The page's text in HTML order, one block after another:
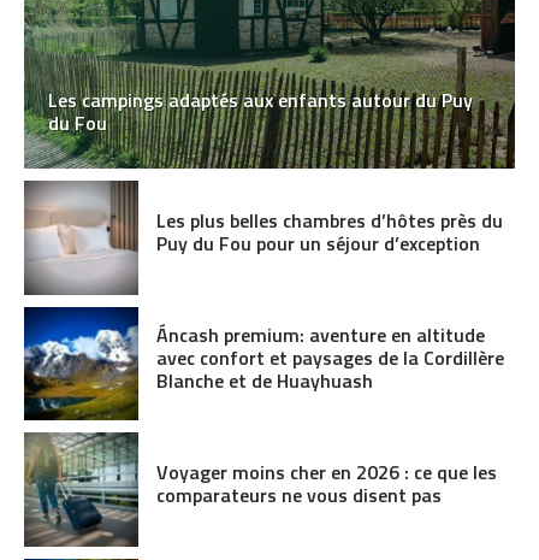
Les campings adaptés aux enfants autour du Puy
du Fou
Les plus belles chambres d’hôtes près du
Puy du Fou pour un séjour d’exception
Áncash premium: aventure en altitude
avec confort et paysages de la Cordillère
Blanche et de Huayhuash
Voyager moins cher en 2026 : ce que les
comparateurs ne vous disent pas